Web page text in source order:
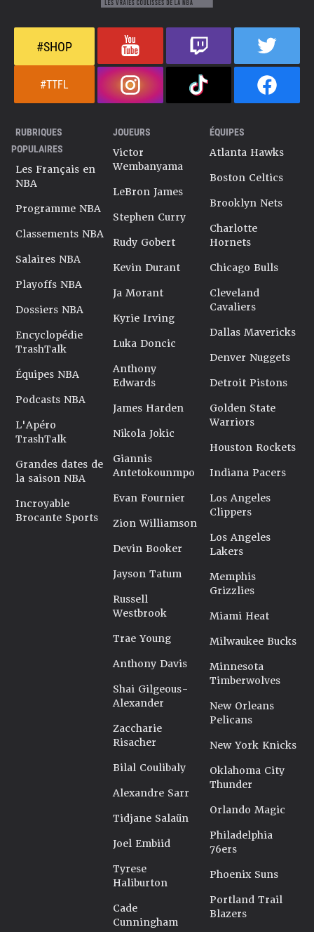
#SHOP
#TTFL
RUBRIQUES
POPULAIRES
Les Français en
NBA
Programme NBA
Classements NBA
Salaires NBA
Playoffs NBA
Dossiers NBA
Encyclopédie
TrashTalk
Équipes NBA
Podcasts NBA
L'Apéro
TrashTalk
Grandes dates de
la saison NBA
Incroyable
Brocante Sports
JOUEURS
Victor
Wembanyama
LeBron James
Stephen Curry
Rudy Gobert
Kevin Durant
Ja Morant
Kyrie Irving
Luka Doncic
Anthony
Edwards
James Harden
Nikola Jokic
Giannis
Antetokounmpo
Evan Fournier
Zion Williamson
Devin Booker
Jayson Tatum
Russell
Westbrook
Trae Young
Anthony Davis
Shai Gilgeous-
Alexander
Zaccharie
Risacher
Bilal Coulibaly
Alexandre Sarr
Tidjane Salaün
Joel Embiid
Tyrese
Haliburton
Cade
Cunningham
ÉQUIPES
Atlanta Hawks
Boston Celtics
Brooklyn Nets
Charlotte
Hornets
Chicago Bulls
Cleveland
Cavaliers
Dallas Mavericks
Denver Nuggets
Detroit Pistons
Golden State
Warriors
Houston Rockets
Indiana Pacers
Los Angeles
Clippers
Los Angeles
Lakers
Memphis
Grizzlies
Miami Heat
Milwaukee Bucks
Minnesota
Timberwolves
New Orleans
Pelicans
New York Knicks
Oklahoma City
Thunder
Orlando Magic
Philadelphia
76ers
Phoenix Suns
Portland Trail
Blazers